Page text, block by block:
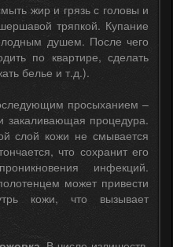
жир и грязь с головы и
тряпкой. Купание
душем. После чего
по квартире, сделать
белье и т.д.).
просыханием –
закаливающая процедура.
слой кожи не смывается
что сохранит его
инфекций.
может привести
кожи, что вызывает